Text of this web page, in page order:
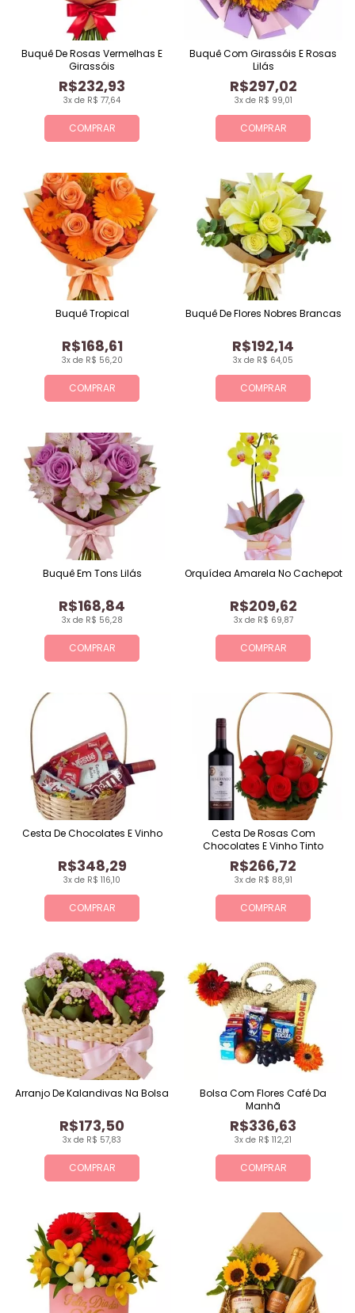
COMPRAR
3x de R$ 77,64
R$232,93
Buquê De Rosas Vermelhas E
Girassóis
COMPRAR
3x de R$ 99,01
R$297,02
Buquê Com Girassóis E Rosas
Lilás
COMPRAR
3x de R$ 56,20
R$168,61
Buquê Tropical
COMPRAR
3x de R$ 64,05
R$192,14
Buquê De Flores Nobres Brancas
COMPRAR
3x de R$ 56,28
R$168,84
Buquê Em Tons Lilás
COMPRAR
3x de R$ 69,87
R$209,62
Orquídea Amarela No Cachepot
COMPRAR
3x de R$ 116,10
R$348,29
Cesta De Chocolates E Vinho
COMPRAR
3x de R$ 88,91
R$266,72
Cesta De Rosas Com
Chocolates E Vinho Tinto
COMPRAR
3x de R$ 57,83
R$173,50
Arranjo De Kalandivas Na Bolsa
COMPRAR
3x de R$ 112,21
R$336,63
Bolsa Com Flores Café Da
Manhã